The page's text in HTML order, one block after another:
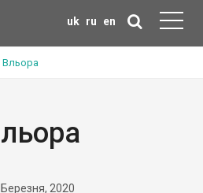
uk ru en
Вльора
2020